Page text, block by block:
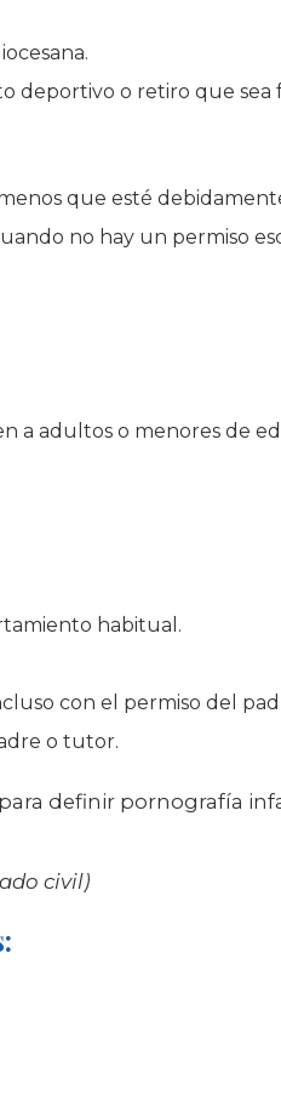
o retiro que
que esté
no hay un permiso
a adultos o menores de
habitual.
con el permiso del
o tutor.
definir pornografía
civil)